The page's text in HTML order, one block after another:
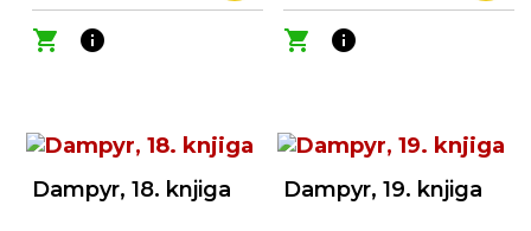
shopping_cart info shopping_cart info
Dampyr, 18. knjiga Dampyr, 19. knjiga